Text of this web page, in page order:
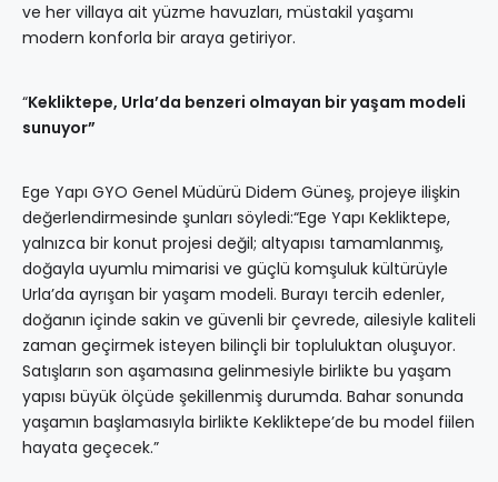
ve her villaya ait yüzme havuzları, müstakil yaşamı
modern konforla bir araya getiriyor.
“Kekliktepe, Urla’da benzeri olmayan bir yaşam modeli
sunuyor”
Ege Yapı GYO Genel Müdürü Didem Güneş, projeye ilişkin
değerlendirmesinde şunları söyledi:“Ege Yapı Kekliktepe,
yalnızca bir konut projesi değil; altyapısı tamamlanmış,
doğayla uyumlu mimarisi ve güçlü komşuluk kültürüyle
Urla’da ayrışan bir yaşam modeli. Burayı tercih edenler,
doğanın içinde sakin ve güvenli bir çevrede, ailesiyle kaliteli
zaman geçirmek isteyen bilinçli bir topluluktan oluşuyor.
Satışların son aşamasına gelinmesiyle birlikte bu yaşam
yapısı büyük ölçüde şekillenmiş durumda. Bahar sonunda
yaşamın başlamasıyla birlikte Kekliktepe’de bu model fiilen
hayata geçecek.”